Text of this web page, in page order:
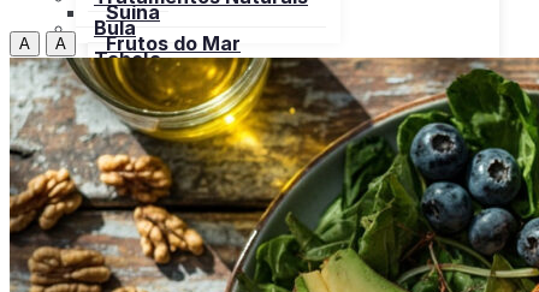
Suína
Frutos do Mar
Cereais
Frutas
Gorduras e Óleos
Leite e Derivados
Verduras, Hortaliças
Bula
Bula
Tabela
Nutricional
Open menu
Bebidas
Carnes
Open menu
Bovina
Frango
Peru
A A